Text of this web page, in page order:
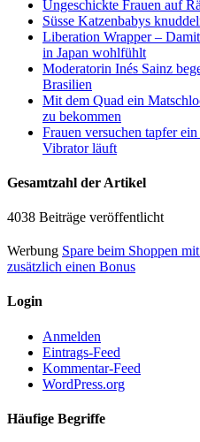
Ungeschickte Frauen auf
Süsse Katzenbabys
Liberation Wrapper –
in Japan wohlfühlt
Moderatorin Inés Sainz
Brasilien
Mit dem Quad ein
zu bekommen
Frauen versuchen tapfer
Vibrator läuft
Gesamtzahl der Artikel
4038 Beiträge veröffentlicht
Werbung Spare beim Shoppen
zusätzlich einen Bonus
Login
Anmelden
Eintrags-Feed
Kommentar-Feed
WordPress.org
Häufige Begriffe